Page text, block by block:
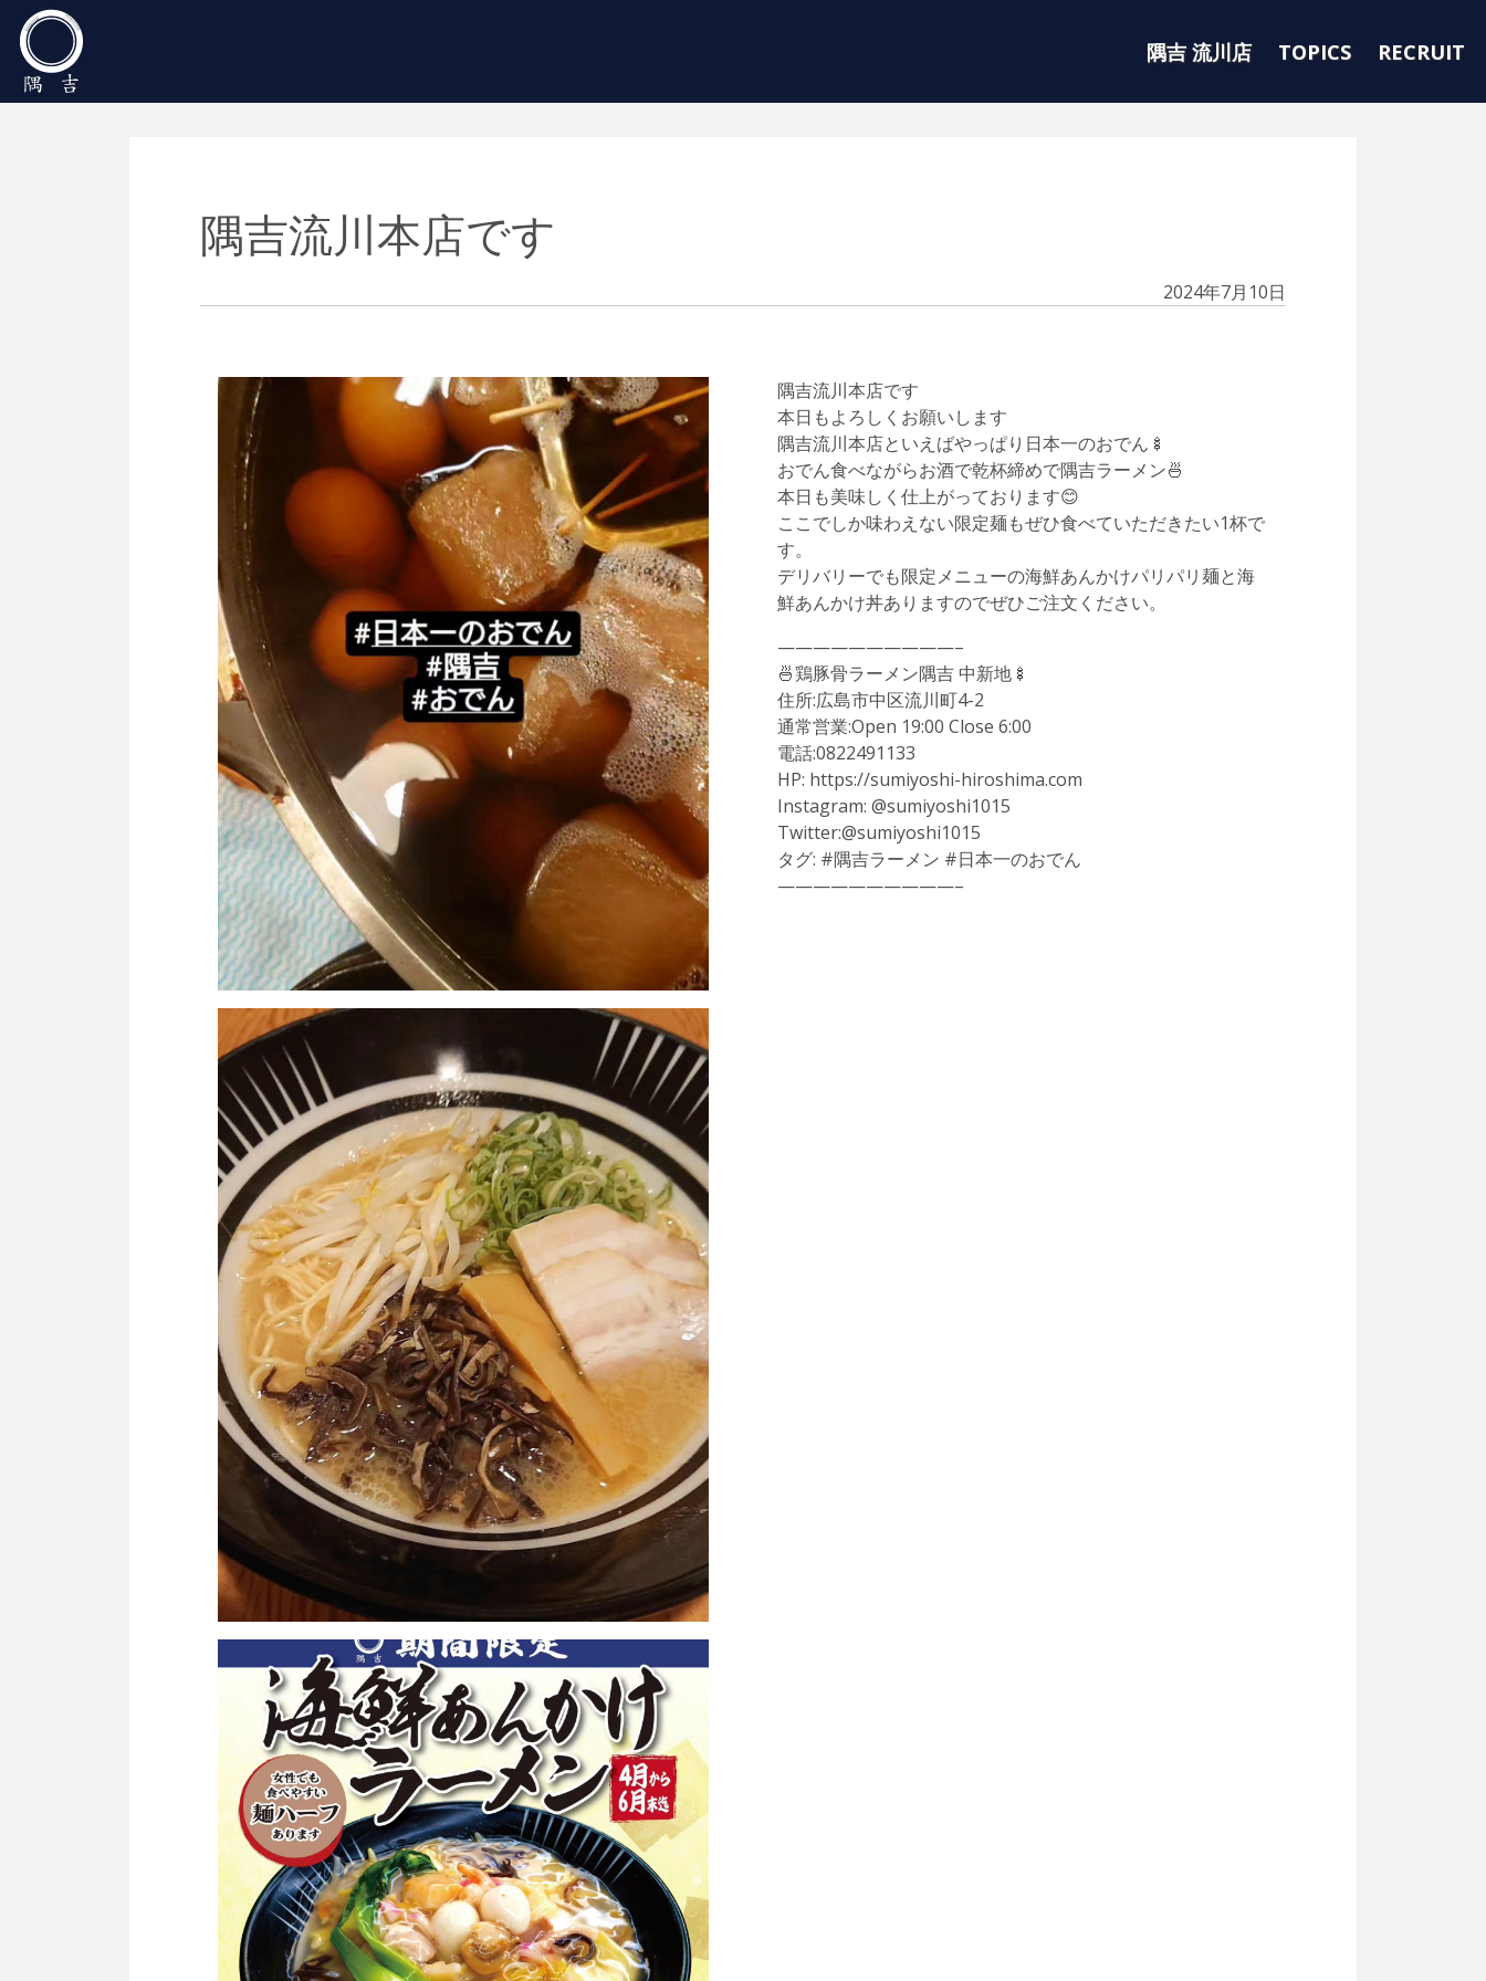
Main Navigation 隅吉 流川店 TOPICS RECRUIT
隅吉流川本店です
2024年7月10日
隅吉流川本店です
本日もよろしくお願いします
隅吉流川本店といえばやっぱり日本一のおでん🍢
おでん食べながらお酒で乾杯締めで隅吉ラーメン🍜
本日も美味しく仕上がっております😊
ここでしか味わえない限定麺もぜひ食べていただきたい1杯で
す。
デリバリーでも限定メニューの海鮮あんかけパリパリ麺と海
鮮あんかけ丼ありますのでぜひご注文ください。
——————————–
🍜鶏豚骨ラーメン隅吉 中新地🍢
住所:広島市中区流川町4-2
通常営業:Open 19:00 Close 6:00
電話:0822491133
HP: https://sumiyoshi-hiroshima.com
Instagram: @sumiyoshi1015
Twitter:@sumiyoshi1015
タグ: #隅吉ラーメン #日本一のおでん
——————————–